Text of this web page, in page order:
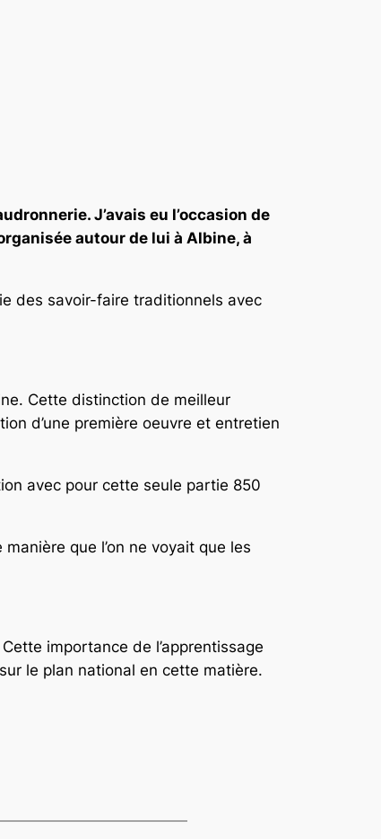
J’avais eu l’occasion de
autour de lui à Albine, à
des savoir-faire traditionnels avec
Cette distinction de meilleur
d’une première oeuvre et entretien
avec pour cette seule partie 850
que l’on ne voyait que les
importance de l’apprentissage
le plan national en cette matière.